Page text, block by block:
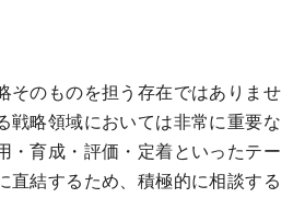
そのものを担う存在ではありませ
戦略領域においては非常に重要な
・育成・評価・定着といったテー
直結するため、積極的に相談する